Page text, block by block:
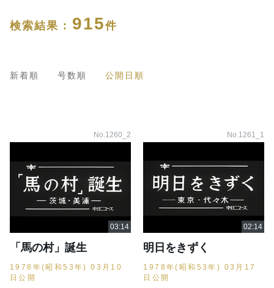
検索結果 : 915件
新着順 号数順 公開日順
No.1260_2
「馬の村」誕生
1978年(昭和53年) 03月10
日公開
No.1261_1
明日をきずく
1978年(昭和53年) 03月17
日公開